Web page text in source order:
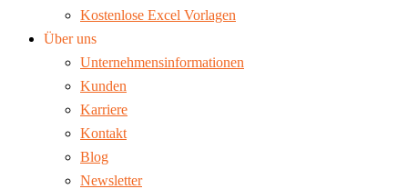
Kostenlose Excel Vorlagen
Über uns
Unternehmensinformationen
Kunden
Karriere
Kontakt
Blog
Newsletter